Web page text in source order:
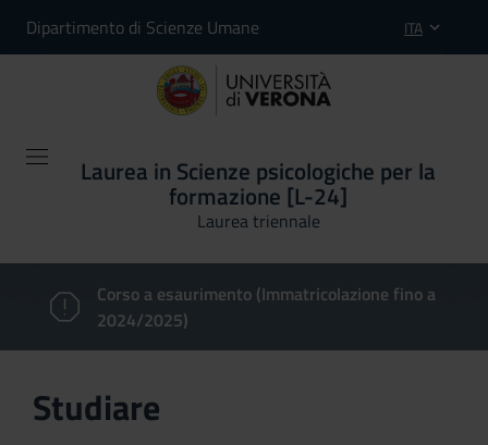
Dipartimento di Scienze Umane ITA
Laurea in Scienze psicologiche per la
formazione [L-24]
Laurea triennale
Corso a esaurimento (Immatricolazione fino a
2024/2025)
Studiare